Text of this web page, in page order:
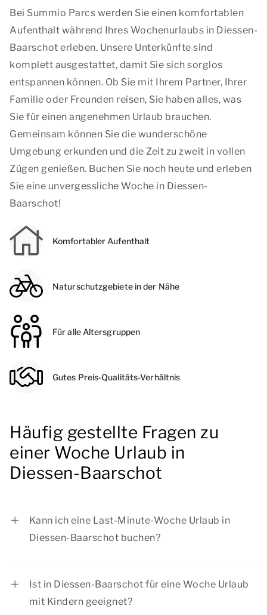
Bei Summio Parcs werden Sie einen komfortablen
Aufenthalt während Ihres Wochenurlaubs in Diessen-
Baarschot erleben. Unsere Unterkünfte sind
komplett ausgestattet, damit Sie sich sorglos
entspannen können. Ob Sie mit Ihrem Partner, Ihrer
Familie oder Freunden reisen, Sie haben alles, was
Sie für einen angenehmen Urlaub brauchen.
Gemeinsam können Sie die wunderschöne
Umgebung erkunden und die Zeit zu zweit in vollen
Zügen genießen. Buchen Sie noch heute und erleben
Sie eine unvergessliche Woche in Diessen-
Baarschot!
Komfortabler Aufenthalt
Naturschutzgebiete in der Nähe
Für alle Altersgruppen
Gutes Preis-Qualitäts-Verhältnis
Häufig gestellte Fragen zu
einer Woche Urlaub in
Diessen-Baarschot
Kann ich eine Last-Minute-Woche Urlaub in
Diessen-Baarschot buchen?
Ist in Diessen-Baarschot für eine Woche Urlaub
mit Kindern geeignet?